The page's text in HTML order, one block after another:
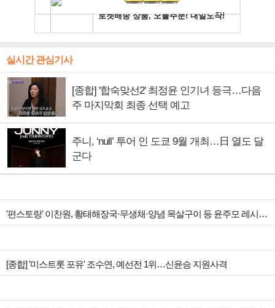
실시간 관심기사
[종합] '합숙맞선2' 최정윤 인기녀 등극…다음
주 마지막회 최종 선택 예고
주니, ‘null’ 투어 인 도쿄 9월 개최…日 열도 달
군다
'편스토랑' 이찬원, 황태해장국·무생채·양념 목살구이 등 윤주모 레시피 섭렵
[종합] '미스트롯 포유' 조수연, 예선전 1위…신윤승 지원사격